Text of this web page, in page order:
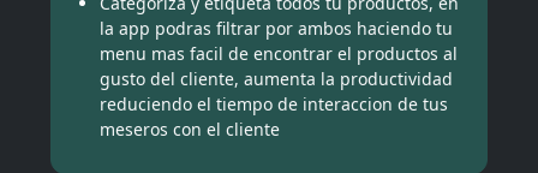
la app podras filtrar por ambos haciendo tu
menu mas facil de encontrar el productos al
gusto del cliente, aumenta la productividad
reduciendo el tiempo de interaccion de tus
meseros con el cliente